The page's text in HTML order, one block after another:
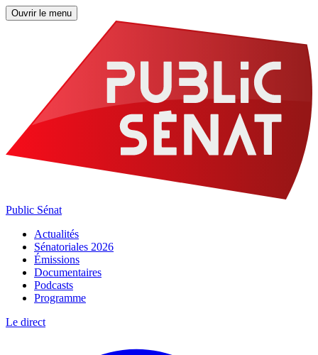
Ouvrir le menu
Public Sénat
Actualités
Sénatoriales 2026
Émissions
Documentaires
Podcasts
Programme
Le direct